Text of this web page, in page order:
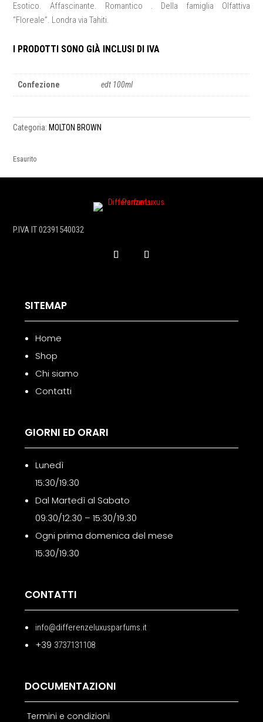
Esotico. Affascinante. Romantico . Della famiglia Olfattiva
“Floreale”. Londra via Tahiti.
I PRODOTTI SONO GIÀ INCLUSI DI IVA
Confezione edt 100ml
Categoria: MOLTON BROWN
Esaurito
P.IVA IT 02391540032
SITEMAP
Home
Shop
Chi siamo
Contatti
GIORNI ED ORARI
Lunedì
15:30/19:30
Dal Martedì al Sabato
09:30/12:30 – 15:30/19:30
Ogni prima domenica del mese
15:30/19:30
CONTATTI
info@differenzeluxusparfums.it
+39 3737131108
DOCUMENTAZIONI
Termini e condizioni